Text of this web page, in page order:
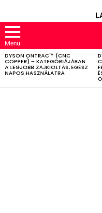
Menu
LATEST
STORIES
DYSON ONTRAC™ (CNC
COPPER) – KATEGÓRIÁJÁBAN
A LEGJOBB ZAJKIOLTÁS, EGÉSZ
NAPOS HASZNÁLATRA